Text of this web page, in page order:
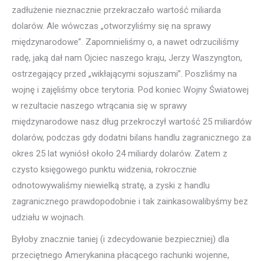
zadłużenie nieznacznie przekraczało wartość miliarda
dolarów. Ale wówczas „otworzyliśmy się na sprawy
międzynarodowe”. Zapomnieliśmy o, a nawet odrzuciliśmy
radę, jaką dał nam Ojciec naszego kraju, Jerzy Waszyngton,
ostrzegający przed „wikłającymi sojuszami”. Poszliśmy na
wojnę i zajęliśmy obce terytoria. Pod koniec Wojny Światowej
w rezultacie naszego wtrącania się w sprawy
międzynarodowe nasz dług przekroczył wartość 25 miliardów
dolarów, podczas gdy dodatni bilans handlu zagranicznego za
okres 25 lat wyniósł około 24 miliardy dolarów. Zatem z
czysto księgowego punktu widzenia, rokrocznie
odnotowywaliśmy niewielką stratę, a zyski z handlu
zagranicznego prawdopodobnie i tak zainkasowalibyśmy bez
udziału w wojnach.
Byłoby znacznie taniej (i zdecydowanie bezpieczniej) dla
przeciętnego Amerykanina płacącego rachunki wojenne,